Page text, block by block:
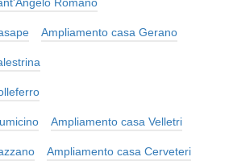
Ampliamento casa Gerano
Ampliamento casa Velletri
Ampliamento casa Cerveteri